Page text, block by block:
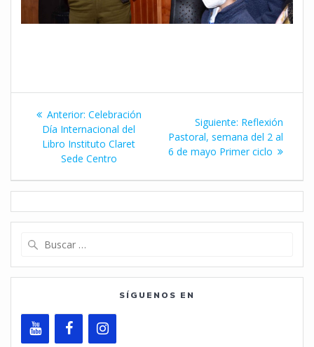
Navegación
entradas
Anterior: Entrada
anterior:
Celebración
Día Internacional del
Libro Instituto Claret
Sede Centro
Siguiente: Siguiente
entrada:
Reflexión
Pastoral, semana del 2 al
6 de mayo Primer ciclo
SÍGUENOS EN